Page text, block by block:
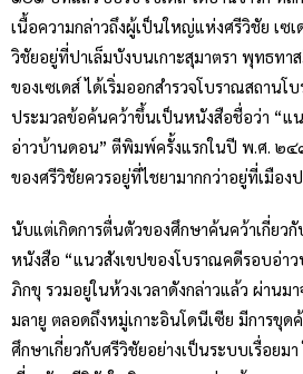
เนื้อความกล่าวถึงผู้เป็นใหญ่แห่งศรีวิชัย เซ
วิชัยอยู่ที่ปาเล็มบังบนเกาะสุมาตรา พุทธทา
ของเซเดส์ ได้เริ่มออกสำรวจโบราณสถานโ
ประมวลข้อค้นคว้าขึ้นเป็นหนังสือชื่อว่า “แ
อ่าวบ้านดอน” ตีพิมพ์ครั้งแรกในปี พ.ศ. ๒๔
ของศรีวิชัยควรอยู่ที่ไชยามากกว่าอยู่ที่เมือง
นับแต่เกิดการตื่นตัวของศึกษาค้นคว้าเกี่ยว
หนังสือ “แนวสังเขปของโบราณคดีรอบอ่า
ภิกขุ รวมอยู่ในห้วงเวลาดังกล่าวแล้ว ผ่าน
มลายู ตลอดถึงหมู่เกาะอินโดนีเซีย มีการขุด
ศึกษาเกี่ยวกับศรีวิชัยอย่างเป็นระบบเรื่อย